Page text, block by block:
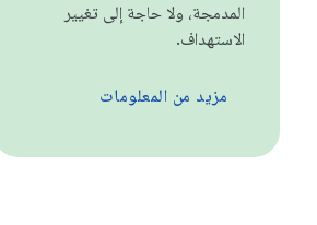
المدمجة، ولا حاجة إلى تغيير
الاستهداف.
مزيد من المعلومات